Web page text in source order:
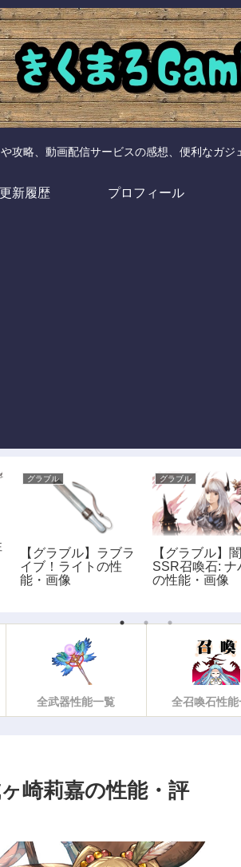
攻略、動画配信サービスの感想、便利なガジ
新履歴 プロフィール
グラブル
【グラブル】ラブラ
イブ！ライトの性
能・画像
グラブル
【グラブル】
SSR召喚石: ナ
の性能・画像
全武器性能一覧 全召喚石性能
崎莉嘉の性能・評